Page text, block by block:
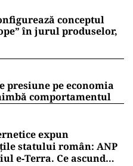
conceptul
în jurul produselor,
presiune pe economia
comportamentul
expun
statului român: ANP
e‑Terra. Ce ascund